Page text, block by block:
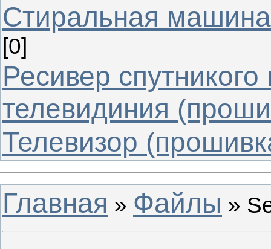
Стиральная
[0]
Ресивер
телевидиния
Телевизор
Главная » Файлы »